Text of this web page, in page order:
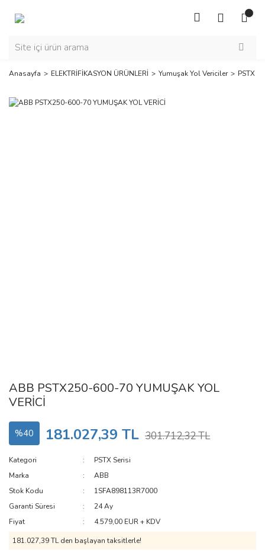
Anasayfa ELEKTRİFİKASYON ÜRÜNLERİ Yumuşak Yol Vericiler PSTX
ABB PSTX250-600-70 YUMUŞAK YOL
VERİCİ
%40 181.027,39 TL 301.712,32 TL
Kategori
PSTX Serisi
Marka
ABB
Stok Kodu
1SFA898113R7000
Garanti Süresi
24 Ay
Fiyat
4.579,00 EUR + KDV
181.027,39 TL den başlayan taksitlerle!